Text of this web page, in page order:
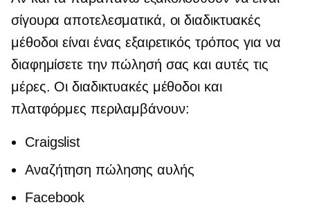
σίγουρα αποτελεσματικά, οι διαδικτυακές
μέθοδοι είναι ένας εξαιρετικός τρόπος για να
διαφημίσετε την πώλησή σας και αυτές τις
μέρες. Οι διαδικτυακές μέθοδοι και
πλατφόρμες περιλαμβάνουν:
Craigslist
Αναζήτηση πώλησης αυλής
Facebook